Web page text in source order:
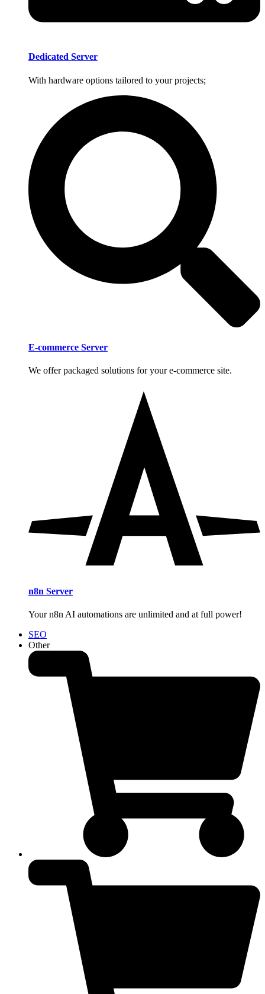
Dedicated Server
With hardware options tailored to your projects;
E-commerce Server
We offer packaged solutions for your e-commerce site.
n8n Server
Your n8n AI automations are unlimited and at full power!
SEO
Other